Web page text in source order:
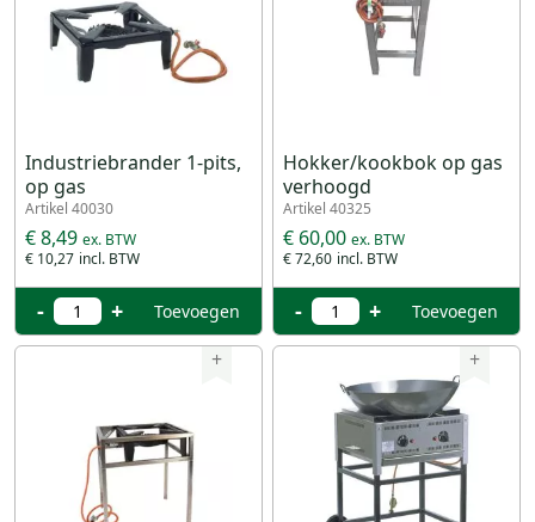
Industriebrander 1-pits,
op gas
Artikel 40030
€ 10,27
€ 8,49
- + Toevoegen
Hokker/kookbok op gas
verhoogd
Artikel 40325
€ 72,60
€ 60,00
- + Toevoegen
+ +